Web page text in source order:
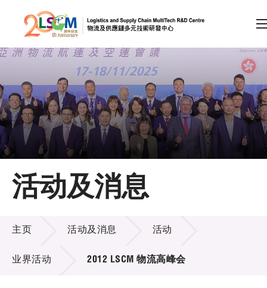
跳到内容（按回车键）
会员登录
A A EN 繁 简
主页
关于LSCM
技术商品化
项目及资助计划
活动及消息
活动及消息
活动及消息
主页 活动及消息 活动
业界活动 2012 LSCM 物流高峰会